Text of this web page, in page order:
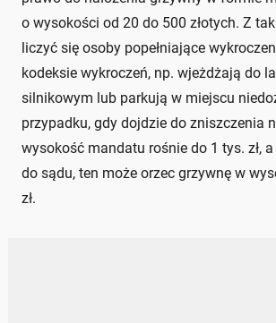
o wysokości od 20 do 500 złotych. Z
liczyć się osoby popełniające
kodeksie wykroczeń, np. wjeżdżają do
silnikowym lub parkują w miejscu
przypadku, gdy dojdzie do zniszczenia
wysokość mandatu rośnie do 1 tys. zł,
do sądu, ten może orzec grzywnę w
zł.